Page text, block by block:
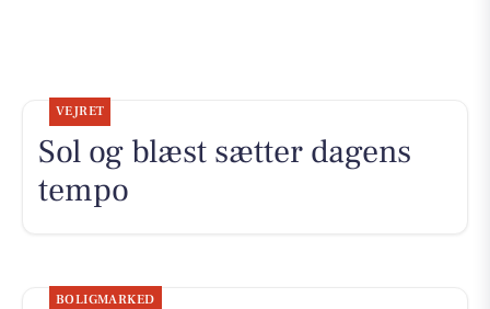
VEJRET
Sol og blæst sætter dagens
tempo
BOLIGMARKED